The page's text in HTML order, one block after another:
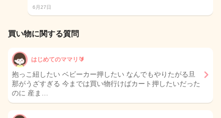
6月27日
買い物に関する質問
はじめてのママリ🔰
抱っこ紐したい ベビーカー押したい なんでもやりたがる旦
那がうざすぎる 今までは買い物行けばカート押したいだった
のに 産ま…